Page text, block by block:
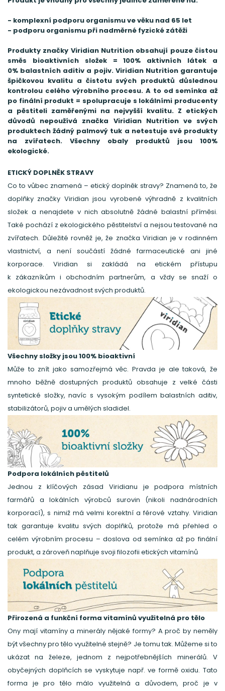
- komplexní podporu organismu ve věku nad 65 let
- podporu organismu při nadměrné fyzické zátěži
Produkty značky Viridian Nutrition obsahují pouze čistou
směs bioaktivních složek = 100% aktivních látek a
0% balastních aditiv a pojiv. Viridian Nutrition garantuje
špičkovou kvalitu a čistotu svých produktů důslednou
kontrolou celého výrobního procesu. A to od semínka až
po finální produkt = spolupracuje s lokálními producenty
a pěstiteli zaměřenými na nejvyšší kvalitu. Z etických
důvodů nepoužívá značka Viridian Nutrition ve svých
produktech žádný palmový tuk a netestuje své produkty
na zvířatech. Všechny obaly produktů jsou 100%
ekologické.
ETICKÝ DOPLNĚK STRAVY
Co to vůbec znamená – etický doplněk stravy? Znamená to, že
doplňky značky Viridian jsou vyrobené výhradně z kvalitních
složek a nenajdete v nich absolutně žádné balastní příměsi.
Také pochází z ekologického pěstitelství a nejsou testované na
zvířatech. Důležité rovněž je, že značka Viridian je v rodinném
vlastnictví, a není součástí žádné farmaceutické ani jiné
korporace. Viridian si zakládá na etickém přístupu
k zákazníkům i obchodním partnerům, a vždy se snaží o
ekologickou nezávadnost svých produktů.
Všechny složky jsou 100% bioaktivní
Může to znít jako samozřejmá věc. Pravda je ale taková, že
mnoho běžně dostupných produktů obsahuje z velké části
syntetické složky, navíc s vysokým podílem balastních aditiv,
stabilizátorů, pojiv a umělých sladidel.
Podpora lokálních pěstitelů
Jednou z klíčových zásad Viridianu je podpora místních
farmářů a lokálních výrobců surovin (nikoli nadnárodních
korporací), s nimiž má velmi korektní a férové vztahy. Viridian
tak garantuje kvalitu svých doplňků, protože má přehled o
celém výrobním procesu – doslova od semínka až po finální
produkt, a zároveň naplňuje svoji filozofii etických vitamínů
Přirozená a funkční forma vitamínů využitelná pro tělo
Ony mají vitamíny a minerály nějaké formy? A proč by neměly
být všechny pro tělo využitelné stejně? Je tomu tak. Můžeme si to
ukázat na železe, jednom z nejpotřebnějších minerálů. V
obyčejných doplňcích se vyskytuje např. ve formě oxidu. Tato
forma je pro tělo málo využitelná a důvodem, proč je v